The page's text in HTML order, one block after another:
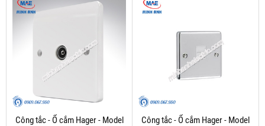
Công tắc - Ổ cắm Hager - Model
Công tắc - Ổ cắm Hager - Model